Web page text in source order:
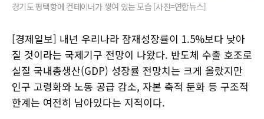
경기도 평택항에 컨테이너가 쌓여 있는 모습 [사진=연합뉴스]
[경제일보] 내년 우리나라 잠재성장률이 1.5%보다 낮아
질 것이라는 국제기구 전망이 나왔다. 반도체 수출 호조로
실질 국내총생산(GDP) 성장률 전망치는 크게 올랐지만
인구 고령화와 노동 공급 감소, 자본 축적 둔화 등 구조적
한계는 여전히 남아있다는 지적이다.